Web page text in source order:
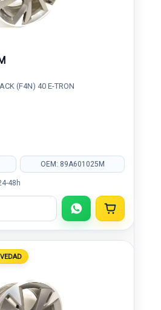
(F4N) 40 E-TRON
OEM: 89A601025M
48h